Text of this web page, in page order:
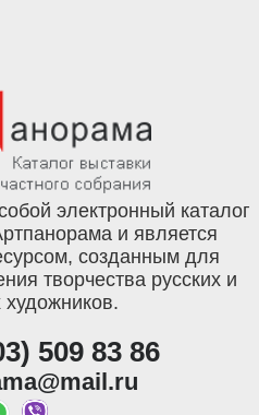
электронный каталог
и является
созданным для
творчества русских и
художников.
509 83 86